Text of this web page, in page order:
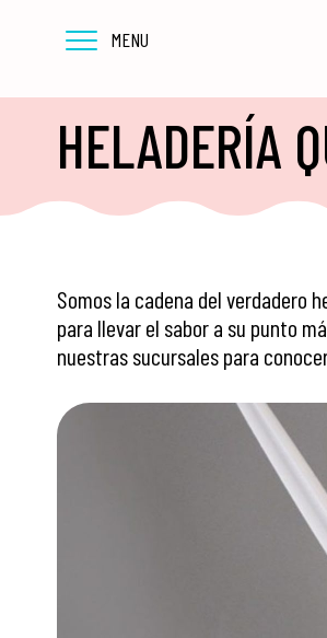
MENU
HELADERÍA
Somos la cadena del verdadero
para llevar el sabor a su punto
nuestras sucursales para